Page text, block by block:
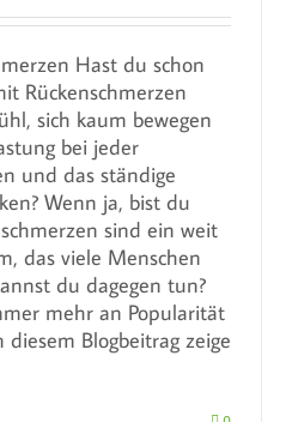
Hast du schon
Rückenschmerzen
sich kaum bewegen
bei jeder
und das ständige
Wenn ja, bist du
sind ein weit
das viele Menschen
du dagegen tun?
mehr an Popularität
diesem Blogbeitrag zeige